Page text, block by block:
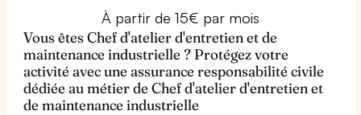
À partir de 15€ par mois
Vous êtes Chef d'atelier d'entretien et de
maintenance industrielle ? Protégez votre
activité avec une assurance responsabilité civile
dédiée au métier de Chef d'atelier d'entretien et
de maintenance industrielle